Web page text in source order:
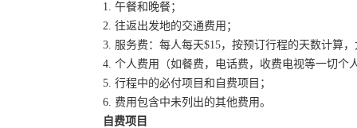
1. 午餐和晚餐；
2. 往返出发地的交通费用；
3. 服务费：每人每天$15，按预订行程的天数计算
4. 个人费用（如餐费，电话费，收费电视等一切个
5. 行程中的必付项目和自费项目；
6. 费用包含中未列出的其他费用。
自费项目